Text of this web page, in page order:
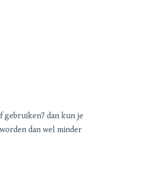
dan kun je
dan wel minder